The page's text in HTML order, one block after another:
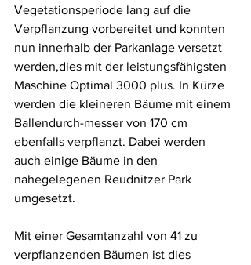
Vegetationsperiode lang auf die
Verpflanzung vorbereitet und konnten
nun innerhalb der Parkanlage versetzt
werden,dies mit der leistungsfähigsten
Maschine Optimal 3000 plus. In Kürze
werden die kleineren Bäume mit einem
Ballendurch-messer von 170 cm
ebenfalls verpflanzt. Dabei werden
auch einige Bäume in den
nahegelegenen Reudnitzer Park
umgesetzt.
Mit einer Gesamtanzahl von 41 zu
verpflanzenden Bäumen ist dies